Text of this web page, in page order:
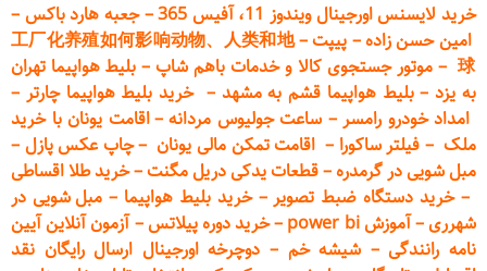
خرید لایسنس اورجینال ویندوز 11، آفیس 365
–جعبه هارد باکس –
امین حسن زاده– پیپت–
工厂化养殖如何影响动物、人类和地
球
– موتور جستجوی کالا و خدمات باهم شاپ– بلیط هواپیما تهران
به یزد–بلیط هواپیما قشم به مشهد –خرید بلیط هواپیما چارتر –
امداد خودرو رامسر– ساعت جولیوس مردانه–اقامت یونان با خرید
ملک – فیلتر ساکورا – اقامت تمکن مالی یونان –چاپ عکس پازل –
مبل شویی در گرمدره–قطعاتیدکی دریل مگنت–خرید طلا اقساطی
–خرید دستگاه ضبط تصویر–خرید بلیط هواپیما –مبل شویی در
شهرری–آموزش power bi –خرید دورهپیلاتس–آزمون آنلاین آیین
نامه رانندگی– شیشه خم – دوچرخه اورجینال ارسال رایگان نقد